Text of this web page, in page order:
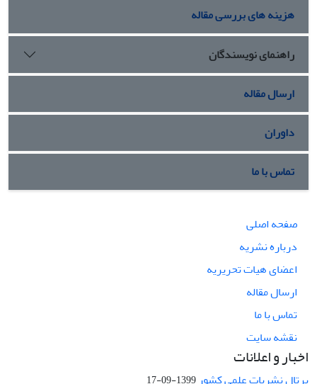
هزینه های بررسی مقاله
راهنمای نویسندگان
ارسال مقاله
داوران
تماس با ما
صفحه اصلی
درباره نشریه
اعضای هیات تحریریه
ارسال مقاله
تماس با ما
نقشه سایت
اخبار و اعلانات